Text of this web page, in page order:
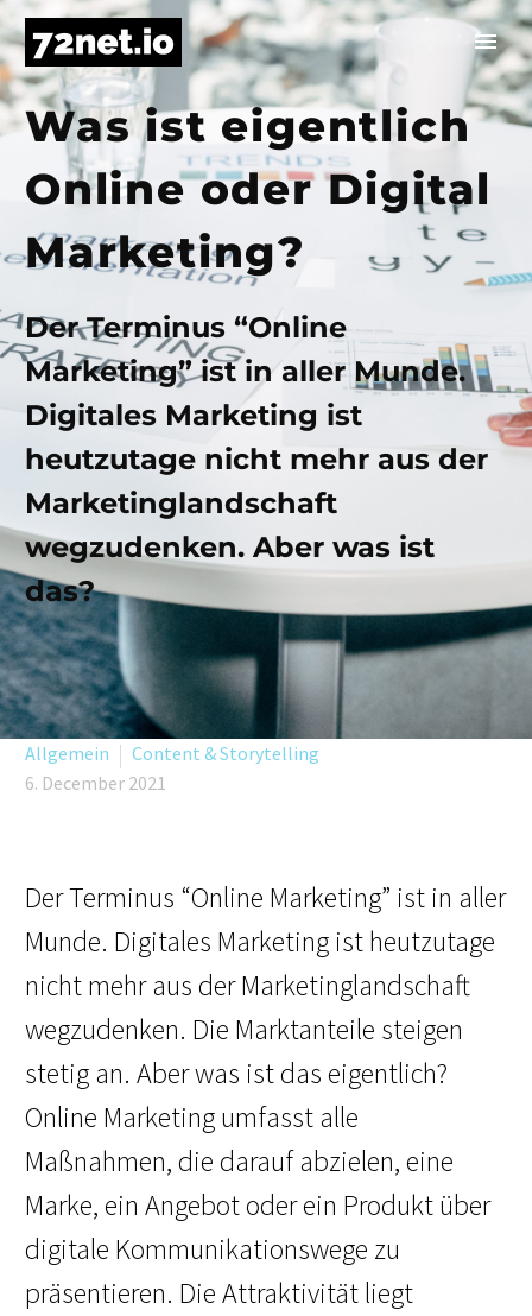
Was ist eigentlich
Online oder Digital
Marketing?
Der Terminus “Online
Marketing” ist in aller Munde.
Digitales Marketing ist
heutzutage nicht mehr aus der
Marketinglandschaft
wegzudenken. Aber was ist
das?
Allgemein
Content & Storytelling
6. December 2021
Der Terminus “Online Marketing” ist in aller
Munde. Digitales Marketing ist heutzutage
nicht mehr aus der Marketinglandschaft
wegzudenken. Die Marktanteile steigen
stetig an. Aber was ist das eigentlich?
Online Marketing umfasst alle
Maßnahmen, die darauf abzielen, eine
Marke, ein Angebot oder ein Produkt über
digitale Kommunikationswege zu
präsentieren. Die Attraktivität liegt